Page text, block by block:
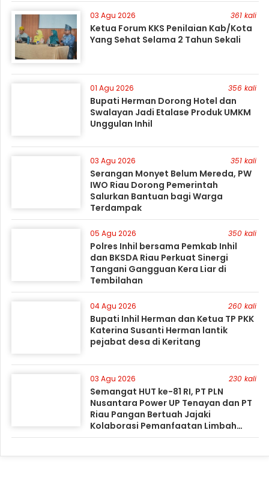
03 Agu 2026 361 kali
Ketua Forum KKS Penilaian Kab/Kota
Yang Sehat Selama 2 Tahun Sekali
01 Agu 2026 356 kali
Bupati Herman Dorong Hotel dan
Swalayan Jadi Etalase Produk UMKM
Unggulan Inhil
03 Agu 2026 351 kali
Serangan Monyet Belum Mereda, PW
IWO Riau Dorong Pemerintah
Salurkan Bantuan bagi Warga
Terdampak
05 Agu 2026 350 kali
Polres Inhil bersama Pemkab Inhil
dan BKSDA Riau Perkuat Sinergi
Tangani Gangguan Kera Liar di
Tembilahan
04 Agu 2026 260 kali
Bupati Inhil Herman dan Ketua TP PKK
Katerina Susanti Herman lantik
pejabat desa di Keritang
03 Agu 2026 230 kali
Semangat HUT ke-81 RI, PT PLN
Nusantara Power UP Tenayan dan PT
Riau Pangan Bertuah Jajaki
Kolaborasi Pemanfaatan Limbah
FABA untuk Dukung Swasembada